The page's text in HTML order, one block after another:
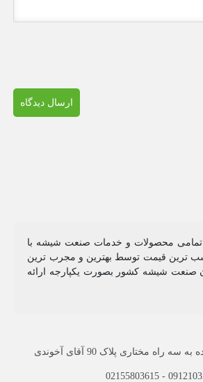
گلس تمامی محصولات و خدمات صنعت شیشه با
ترین قیمت توسط بهترین و مجرب ترین
صنعت شیشه کشور بصورت یکپارجه ارائه
مختاری پلاک 90 آقای آخوندی